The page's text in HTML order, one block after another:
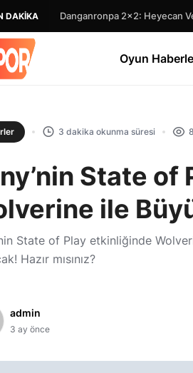
DAKIKA Danganronpa 2×2: Heyecan
Oyun
3 dakika okunma süresi
State
ile
State of Play etkinliğinde
Hazır mısınız?
admin
3 ay önce